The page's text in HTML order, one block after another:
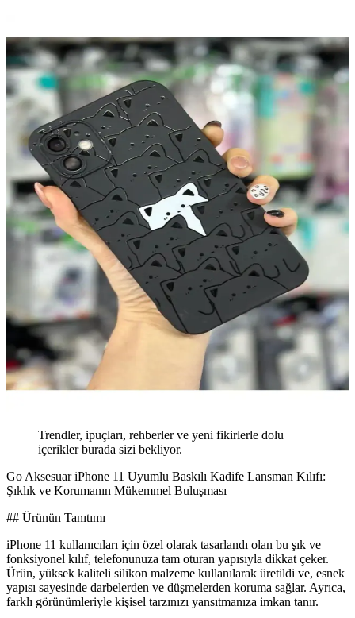
Trendler, ipuçları, rehberler ve yeni fikirlerle dolu
içerikler burada sizi bekliyor.
Go Aksesuar iPhone 11 Uyumlu Baskılı Kadife Lansman Kılıfı:
Şıklık ve Korumanın Mükemmel Buluşması
## Ürünün Tanıtımı
iPhone 11 kullanıcıları için özel olarak tasarlandı olan bu şık ve
fonksiyonel kılıf, telefonunuza tam oturan yapısıyla dikkat çeker.
Ürün, yüksek kaliteli silikon malzeme kullanılarak üretildi ve, esnek
yapısı sayesinde darbelerden ve düşmelerden koruma sağlar. Ayrıca,
farklı görünümleriyle kişisel tarzınızı yansıtmanıza imkan tanır.